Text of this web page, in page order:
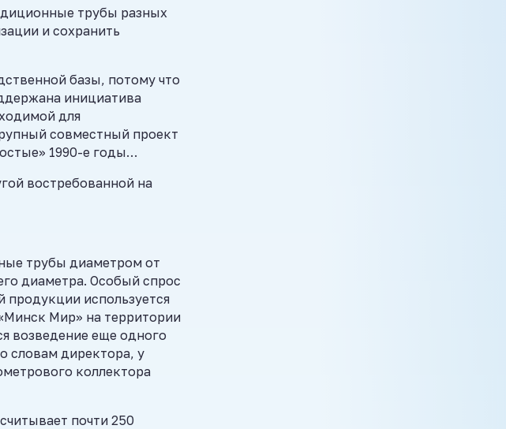
трубы разных
и сохранить
базы, потому что
инициатива
для
совместный проект
1990-е годы…
востребованной на
трубы диаметром от
диаметра. Особый спрос
используется
Мир» на территории
возведение еще одного
словам директора, у
коллектора
почти 250